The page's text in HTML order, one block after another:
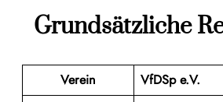
Grundsätzliche
Verein VfDSp e.V.